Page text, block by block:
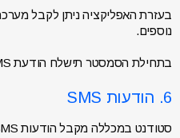
בעזרת האפליקציה ניתן לקבל
נוספים.
בתחילת הסמסטר תישלח הודעת SMS עם קישור להורדת האפליקציה מאתר המכללה.
6. הודעות SMS
סטודנט במכללה מקבל הודעות SMS: